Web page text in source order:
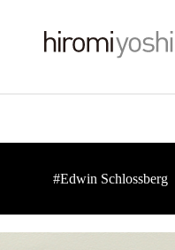
#Edwin Schlossberg